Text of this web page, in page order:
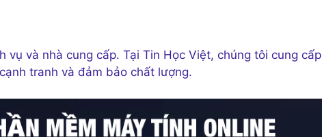
và nhà cung cấp. Tại Tin Học Việt, chúng tôi cung cấp
tranh và đảm bảo chất lượng.